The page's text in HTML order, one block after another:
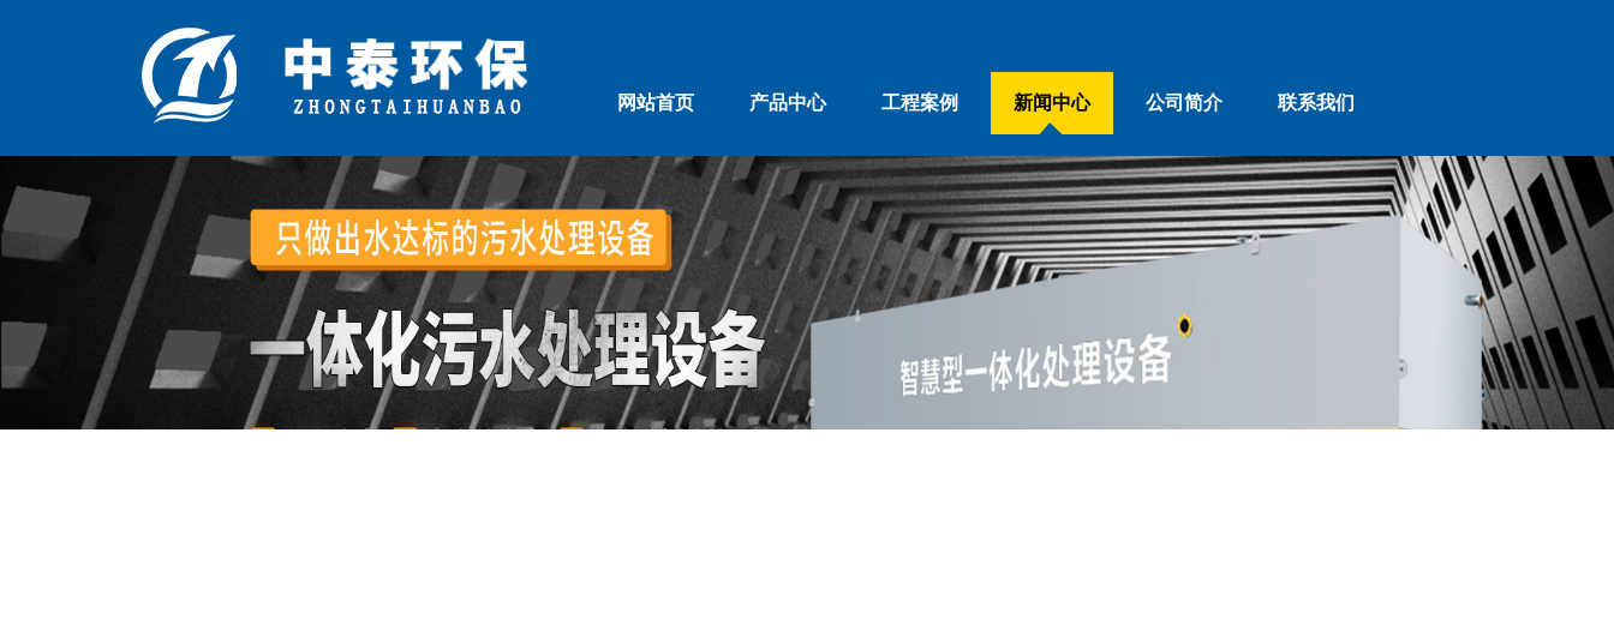
网站首页 产品中心 工程案例 新闻中心 公司简介 联系我们